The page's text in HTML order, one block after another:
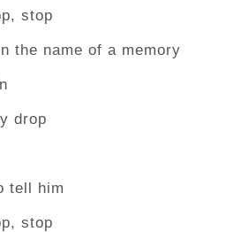
stop
the name of a memory
drop
tell him
stop